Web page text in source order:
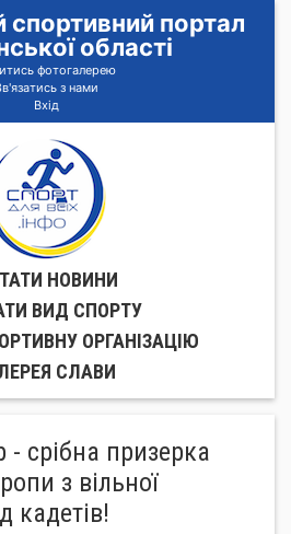
спортивний портал
області
фотогалерею
з нами
Вхід
НОВИНИ
ВИД СПОРТУ
ОРГАНIЗАЦIЮ
СЛАВИ
срібна призерка
з вільної
кадетів!